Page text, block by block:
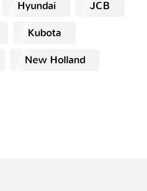
Hyundai
JCB
Kubota
New Holland